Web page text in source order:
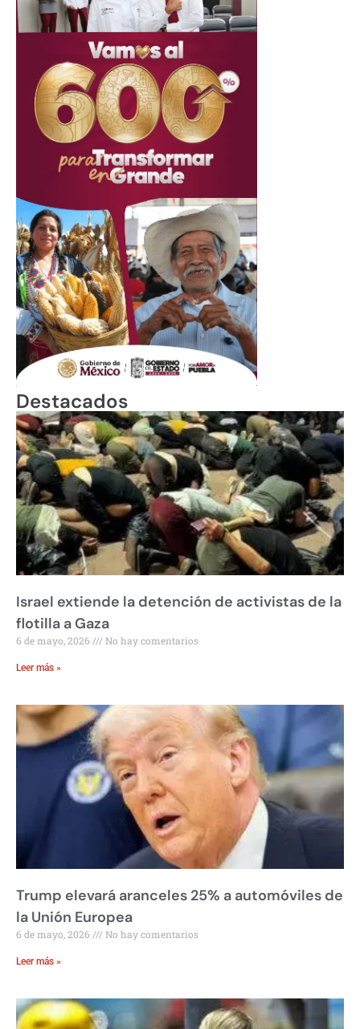
Destacados
Israel extiende la detención de activistas de la
flotilla a Gaza
6 de mayo, 2026 No hay comentarios
Leer más »
Trump elevará aranceles 25% a automóviles de
la Unión Europea
6 de mayo, 2026 No hay comentarios
Leer más »